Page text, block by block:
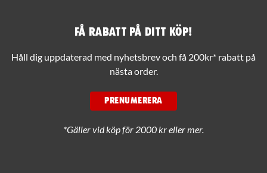
Få rabatt på ditt köp!
Håll dig uppdaterad med nyhetsbrev och få 200kr* rabatt på
nästa order.
PRENUMERERA
*Gäller vid köp för 2000 kr eller mer.